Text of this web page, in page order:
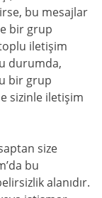
bu mesajlar
bir grup
iletişim
durumda,
bir grup
sizinle iletişim
size
bu
alanıdır.